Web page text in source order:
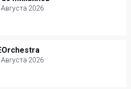
Августа 2026
Августа 2026